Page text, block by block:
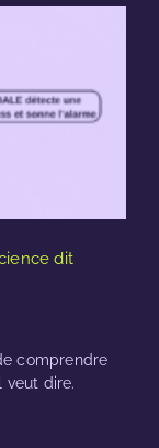
dit
comprendre
veut dire.